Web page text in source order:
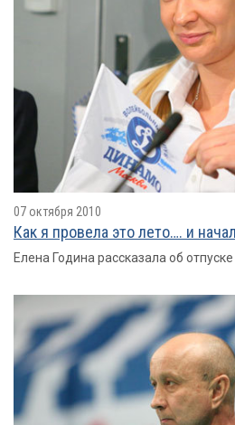
07 октября 2010
Как я провелa это лето…. и
Елена Година рассказала об